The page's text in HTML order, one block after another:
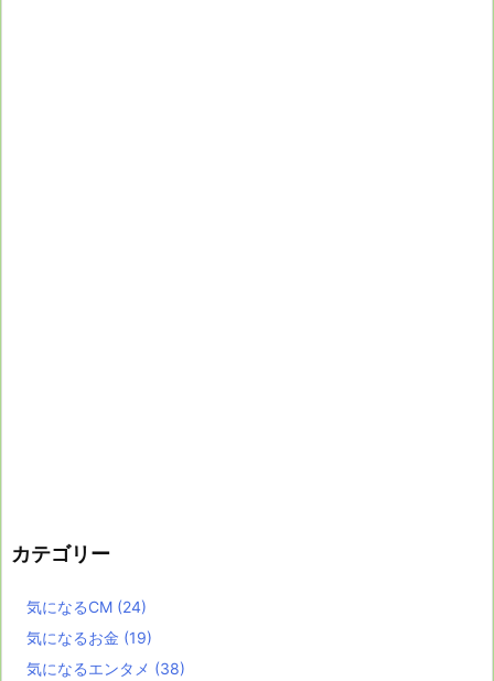
カテゴリー
気になるCM (24)
気になるお金 (19)
気になるエンタメ (38)